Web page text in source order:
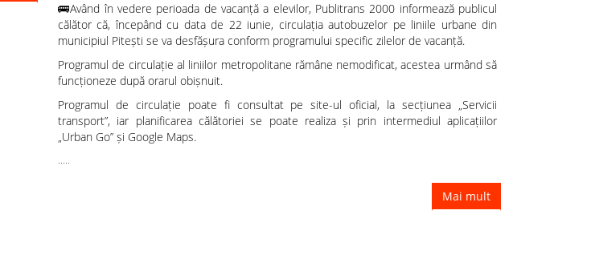
🚌Având în vedere perioada de vacanță a elevilor, Publitrans 2000 informează publicul
călător că, începând cu data de 22 iunie, circulația autobuzelor pe liniile urbane din
municipiul Pitești se va desfășura conform programului specific zilelor de vacanță.
Programul de circulație al liniilor metropolitane rămâne nemodificat, acestea urmând să
funcționeze după orarul obișnuit.
Programul de circulație poate fi consultat pe site-ul oficial, la secțiunea „Servicii
transport”, iar planificarea călătoriei se poate realiza și prin intermediul aplicațiilor
„Urban Go” și Google Maps.
.....
Mai mult